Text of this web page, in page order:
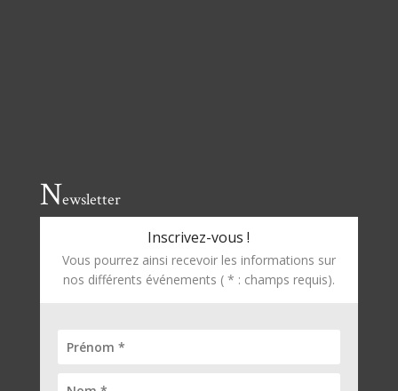
Newsletter
Inscrivez-vous !
Vous pourrez ainsi recevoir les informations sur
nos différents événements ( * : champs requis).